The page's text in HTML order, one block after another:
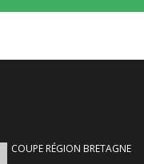
COUPE RÉGION BRETAGNE